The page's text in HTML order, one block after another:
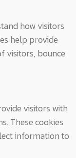
how visitors
help provide
visitors, bounce
visitors with
These cookies
information to